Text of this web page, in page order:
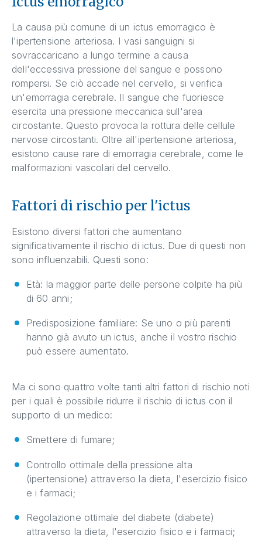
La causa più comune di un ictus emorragico è
l'ipertensione arteriosa. I vasi sanguigni si
sovraccaricano a lungo termine a causa
dell'eccessiva pressione del sangue e possono
rompersi. Se ciò accade nel cervello, si verifica
un'emorragia cerebrale. Il sangue che fuoriesce
esercita una pressione meccanica sull'area
circostante. Questo provoca la rottura delle cellule
nervose circostanti. Oltre all'ipertensione arteriosa,
esistono cause rare di emorragia cerebrale, come le
malformazioni vascolari del cervello.
Fattori di rischio per l'ictus
Esistono diversi fattori che aumentano
significativamente il rischio di ictus. Due di questi non
sono influenzabili. Questi sono:
Età: la maggior parte delle persone colpite ha più
di 60 anni;
Predisposizione familiare: Se uno o più parenti
hanno già avuto un ictus, anche il vostro rischio
può essere aumentato.
Ma ci sono quattro volte tanti altri fattori di rischio noti
per i quali è possibile ridurre il rischio di ictus con il
supporto di un medico:
Smettere di fumare;
Controllo ottimale della pressione alta
(ipertensione) attraverso la dieta, l'esercizio fisico
e i farmaci;
Regolazione ottimale del diabete (diabete)
attraverso la dieta, l'esercizio fisico e i farmaci;